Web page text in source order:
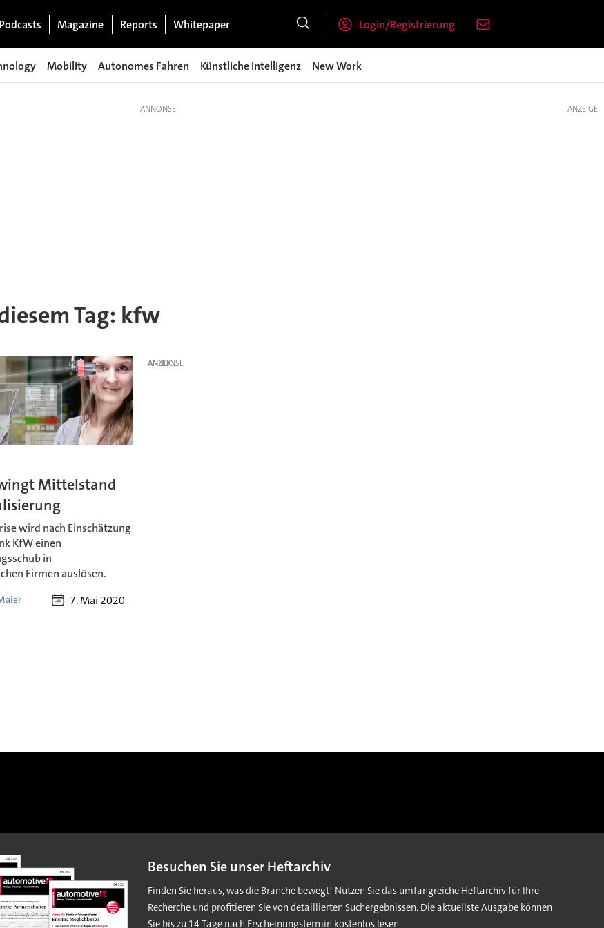
Podcasts Magazine Reports Whitepaper Login/Registrierung
Mobility Autonomes Fahren Künstliche Intelligenz New Work
Tag: kfw
Mittelstand
wird nach Einschätzung
KfW einen
in
Firmen auslösen.
7. Mai 2020
ANZEIGE
ANZEIGE
Besuchen Sie unser Heftarchiv
Finden Sie heraus, was die Branche bewegt! Nutzen Sie das umfangreiche Heftarchiv für Ihre
Recherche und profitieren Sie von detaillierten Suchergebnissen. Die aktuellste Ausgabe können
Sie bis zu 14 Tage nach Erscheinungstermin kostenlos lesen.